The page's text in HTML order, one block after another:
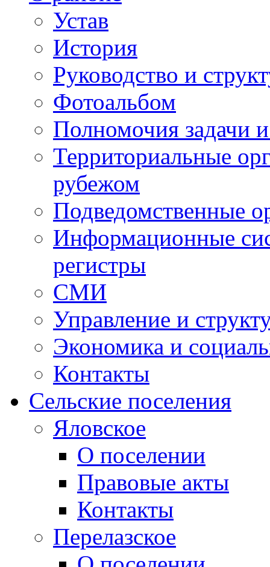
Устав
История
Руководство и
Фотоальбом
Полномочия задачи
Территориальные
рубежом
Подведомственные
Информационные
регистры
СМИ
Управление и
Экономика и
Контакты
Сельские поселения
Яловское
О поселении
Правовые акты
Контакты
Перелазское